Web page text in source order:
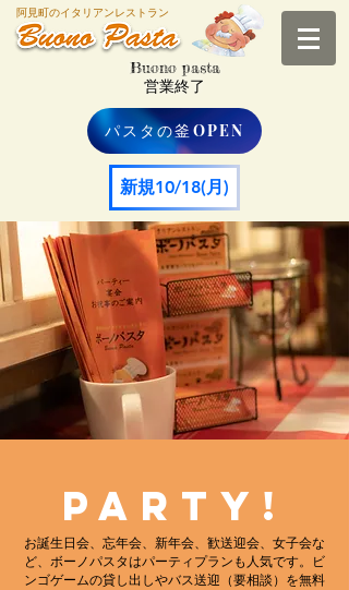
阿見町のイタリアンレストラン
Buono pasta
​営業終了
パスタの釜OPEN
新規10/18(月)
Party!
お誕生日会、忘年会、新年会、歓送迎会、女子会な
ど、ボーノパスタはパーティプランも人気です。ビ
ンゴゲームの貸し出しやバス送迎（要相談）を無料